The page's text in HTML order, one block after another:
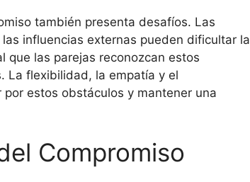
también presenta desafíos. Las
influencias externas pueden dificultar la
que las parejas reconozcan estos
La flexibilidad, la empatía y el
estos obstáculos y mantener una
Compromiso